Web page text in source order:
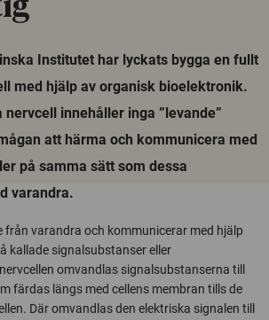
Institutet har lyckats bygga en fullt
med hjälp av organisk bioelektronik.
nervcell innehåller inga ”levande”
att härma och kommunicera med
på samma sätt som dessa
varandra.
från varandra och kommunicerar med hjälp
kallade signalsubstanser eller
omvandlas signalsubstanserna till
färdas längs med cellens membran tills de
Där omvandlas den elektriska signalen till